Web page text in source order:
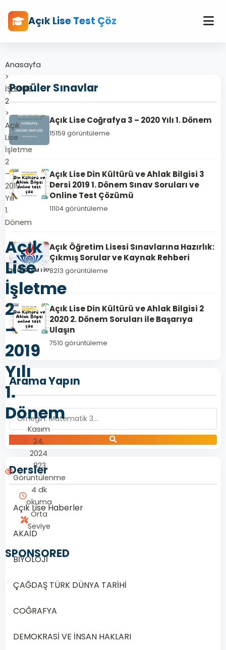
Açık Lise Test Çöz
Anasayfa
>
İŞLETME
2
>
Açık
Lise
İşletme
2
–
2019
Yılı
1.
Dönem
Açık
Lise
İşletme
2
–
2019
Yılı
1.
Dönem
Kasım
24,
2024
823
Görüntülenme
4 dk
okuma
Orta
Seviye
SPONSORED
Popüler Sınavlar
Açık Lise Coğrafya 3 – 2020 Yılı 1. Dönem
15159 görüntüleme
Açık Lise Din Kültürü ve Ahlak Bilgisi 3
Dersi 2019 1. Dönem Sınav Soruları ve
Online Test Çözümü
11104 görüntüleme
Açık Öğretim Lisesi Sınavlarına Hazırlık:
Çıkmış Sorular ve Kaynak Rehberi
8213 görüntüleme
Açık Lise Din Kültürü ve Ahlak Bilgisi 2
2020 2. Dönem Soruları ile Başarıya
Ulaşın
7510 görüntüleme
Arama Yapın
Dersler
Açık Lise Haberler
AKAİD
BİYOLOJİ
ÇAĞDAŞ TÜRK DÜNYA TARİHİ
COĞRAFYA
DEMOKRASİ VE İNSAN HAKLARI